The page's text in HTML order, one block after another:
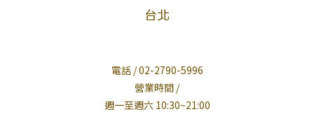
台北
電話 / 02-2790-5996
營業時間 /
週一至週六 10:30~21:00